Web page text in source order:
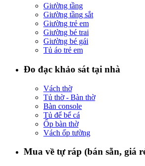
Giường tầng
Giường tầng sắt
Giường trẻ em
Giường bé trai
Giường bé gái
Tủ áo trẻ em
Đo đạc khảo sát tại nhà
Vách thờ
Tủ thờ - Bàn thờ
Bàn console
Tủ để bể cá
Ốp bàn thờ
Vách ốp tường
Mua về tự ráp (bán sẵn, giá